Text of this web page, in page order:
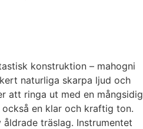
konstruktion – mahogni
naturliga skarpa ljud och
att ringa ut med en mångsidig
en klar och kraftig ton.
träslag. Instrumentet